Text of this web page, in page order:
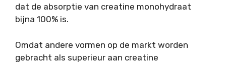
dat de absorptie van creatine monohydraat
bijna 100% is.
Omdat andere vormen op de markt worden
gebracht als superieur aan creatine